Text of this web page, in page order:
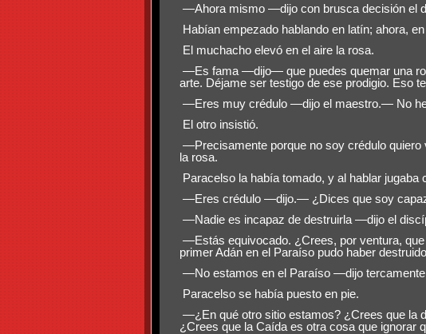
—Ahora mismo —dijo con brusca decisión el
Habían empezado hablando en latín; ahora,
El muchacho elevó en el aire la rosa.
—Es fama —dijo— que puedes quemar una
arte. Déjame ser testigo de ese prodigio. Eso
—Eres muy crédulo —dijo el maestro.— No he
El otro insistió.
—Precisamente porque no soy crédulo quiero
la rosa.
Paracelso la había tomado, y al hablar jugaba
—Eres crédulo —dijo.— ¿Dices que soy
—Nadie es incapaz de destruirla —dijo el
—Estás equivocado. ¿Crees, por ventura,
primer Adán en el Paraíso pudo haber
—No estamos en el Paraíso —dijo tercamente
Paracelso se había puesto en pie.
—¿En qué otro sitio estamos? ¿Crees que la
¿Crees que la Caída es otra cosa que ignorar